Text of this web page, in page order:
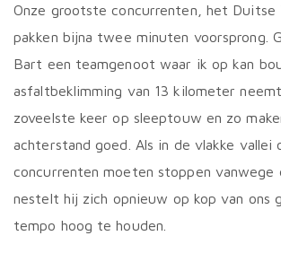
Onze grootste concurrenten, het Duitse
pakken bijna twee minuten voorsprong.
Bart een teamgenoot waar ik op kan
asfaltbeklimming van 13 kilometer
zoveelste keer op sleeptouw en zo
achterstand goed. Als in de vlakke vallei
concurrenten moeten stoppen vanwege
nestelt hij zich opnieuw op kop van ons
tempo hoog te houden.